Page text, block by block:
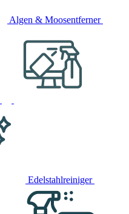
Algen & Moosentferner
Edelstahlreiniger